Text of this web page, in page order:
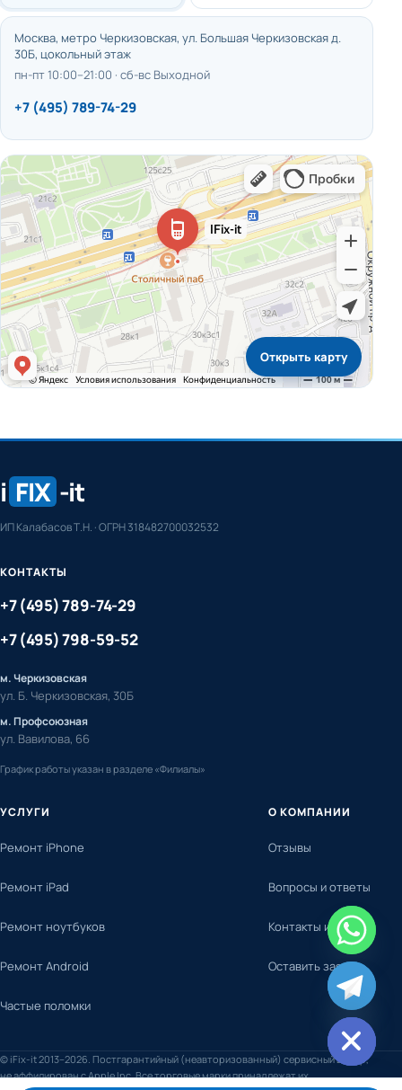
Москва, метро Черкизовская, ул. Большая Черкизовская д.
30Б, цокольный этаж
пн-пт 10:00–21:00 · сб-вс Выходной
+7 (495) 789-74-29
Открыть карту
i FIX -it
ИП Калабасов Т.Н. · ОГРН 318482700032532
УСЛУГИ
Ремонт iPhone
Ремонт iPad
Ремонт ноутбуков
Ремонт Android
Частые поломки
О КОМПАНИИ
Отзывы
Вопросы и ответы
Контакты и адреса
Оставить заявку
КОНТАКТЫ
+7 (495) 789-74-29
+7 (495) 798-59-52
м. Черкизовская
ул. Б. Черкизовская, 30Б
м. Профсоюзная
ул. Вавилова, 66
График работы указан в разделе «Филиалы»
© iFix-it 2013–2026. Постгарантийный (неавторизованный) сервисный центр,
не аффилирован с Apple Inc. Все торговые марки принадлежат их
Hide
chaty